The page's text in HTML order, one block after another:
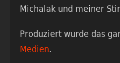
Michalak und meiner
Produziert wurde das
Medien.